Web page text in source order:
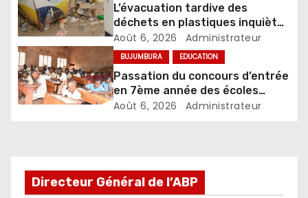
L’évacuation tardive des
déchets en plastiques inquiète
les commerçants de Bujumbura
Août 6, 2026 Administrateur
BUJUMBURA EDUCATION
Passation du concours d’entrée
en 7ème année des écoles
d’excellence, édition 2026
Août 6, 2026 Administrateur
Directeur Général de l’ABP